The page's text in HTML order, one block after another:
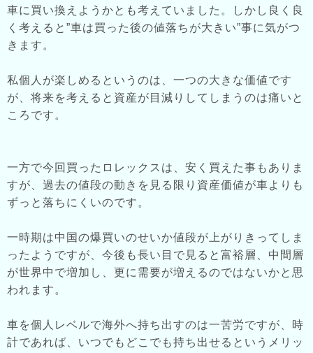
車に買い換えようかとも考えていました。しかし良く良
く考えると”車は買った後の値落ちが大きい”事に気がつ
きます。
私個人が楽しめるというのは、一つの大きな価値です
が、将来を考えると資産が目減りしてしまうのは痛いと
ころです。
一方で今回買ったロレックスは、安く買えた事もありま
すが、過去の値段の動きを見る限り資産価値が車よりも
ずっと落ちにくいのです。
一時期は中国の爆買いのせいか値段が上がりきってしま
ったようですが、今後も長い目で見ると富裕層、中間層
が世界中で増加し、更に需要が増えるのではないかと思
われます。
車を個人レベルで海外へ持ち出すのは一苦労ですが、時
計であれば、いつでもどこでも持ち出せるというメリッ